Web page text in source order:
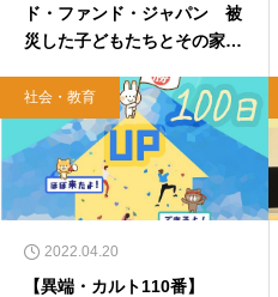
ド・ファンド・ジャパン 被
災した子どもたちとその家族
社会・教育
2022.04.20
【異端・カルト110番】